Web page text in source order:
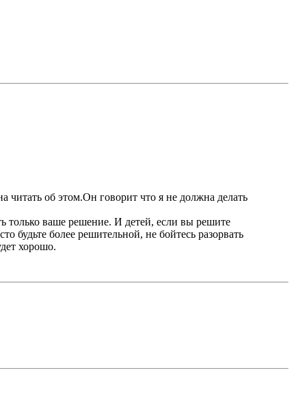
читать об этом.Он говорит что я не должна делать
только ваше решение. И детей, если вы решите
будьте более решительной, не бойтесь разорвать
хорошо.